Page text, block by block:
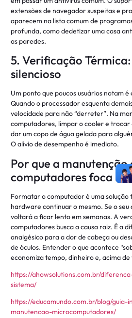
extensões de navegador suspeitas e
aparecem na lista comum de
profunda, como dedetizar uma casa
as paredes.
5. Verificação
silencioso
Um ponto que poucos usuários notam
Quando o processador esquenta
velocidade para não “derreter”. Na
computadores, limpar o cooler e
dar um copo de água gelada para
O alívio de desempenho é imediato.
Por que a manutenção
computadores foca
Formatar o computador é uma solução
hardware continuar o mesmo. Se o
voltará a ficar lento em semanas. A
computadores busca a causa raiz. É a
analgésico para a dor de cabeça ou
de óculos. Entender o que acontece
economiza tempo, dinheiro e, acima de
https://ahowsolutions.com.br/
sistema/
https://educamundo.com.br/blog/guia-
manutencao-microcomputadores/